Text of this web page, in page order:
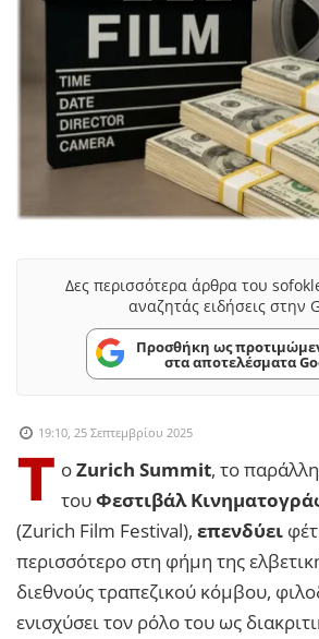
Δες περισσότερα άρθρα του
αναζητάς ειδήσεις στην
Προσθήκη ως
στα αποτελέσματα
19:10, 25 Σεπτεμβρίου 2025
Τ οZurich Summit, το
τουΦεστιβάλ
(Zurich Film Festival), επενδύει
περισσότερο στη φήμη της
διεθνούς τραπεζικού κόμβου,
ενισχύσει τον ρόλο του ως